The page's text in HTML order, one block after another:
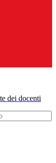
dei docenti